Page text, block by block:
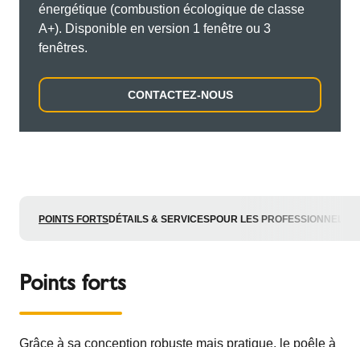
énergétique (combustion écologique de classe
A+). Disponible en version 1 fenêtre ou 3
fenêtres.
CONTACTEZ-NOUS
POINTS FORTSDÉTAILS & SERVICESPOUR LES PROFESSIONNELS
Points forts
Grâce à sa conception robuste mais pratique, le poêle à